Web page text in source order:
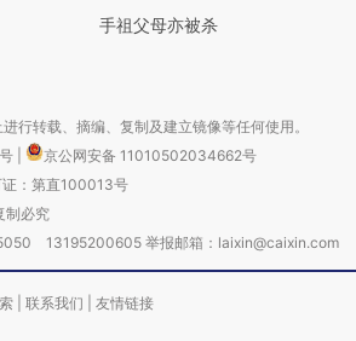
手祖父母亦被杀
行转载、摘编、复制及建立镜像等任何使用。
京公网安备 11010502034662号
：第直100013号
制必究
13195200605 举报邮箱：laixin@caixin.com
联系我们 友情链接